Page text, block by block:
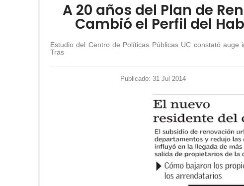
A 20 años del Plan de
Cambió el Perfil del
Estudio del Centro de Políticas Públicas UC constató
Tras
Publicado: 31 Jul 2014